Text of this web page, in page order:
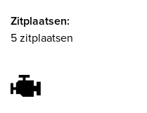
Zitplaatsen:
5 zitplaatsen